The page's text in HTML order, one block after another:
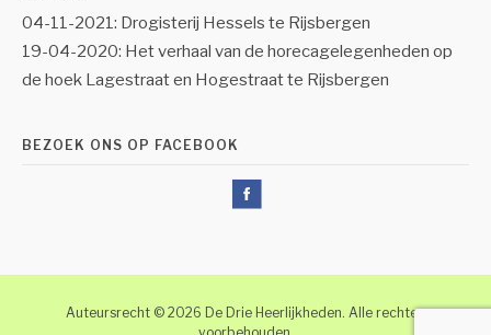
04-11-2021: Drogisterij Hessels te Rijsbergen
19-04-2020: Het verhaal van de horecagelegenheden op
de hoek Lagestraat en Hogestraat te Rijsbergen
BEZOEK ONS OP FACEBOOK
Auteursrecht © 2026 De Drie Heerlijkheden. Alle rechten
voorbehouden.